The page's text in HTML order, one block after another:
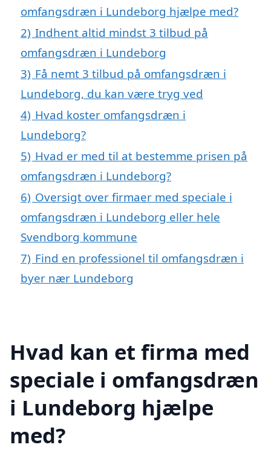
omfangsdræn i Lundeborg hjælpe med?
2) Indhent altid mindst 3 tilbud på
omfangsdræn i Lundeborg
3) Få nemt 3 tilbud på omfangsdræn i
Lundeborg, du kan være tryg ved
4) Hvad koster omfangsdræn i
Lundeborg?
5) Hvad er med til at bestemme prisen på
omfangsdræn i Lundeborg?
6) Oversigt over firmaer med speciale i
omfangsdræn i Lundeborg eller hele
Svendborg kommune
7) Find en professionel til omfangsdræn i
byer nær Lundeborg
Hvad kan et firma med
speciale i omfangsdræn
i Lundeborg hjælpe
med?